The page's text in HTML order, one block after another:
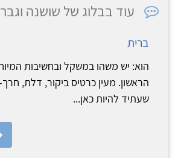
עוד בבלוג של שושנה
ברית
הוא: יש משהו במשקל ובחשיבות
הראשון. מעין כרטיס ביקור, דלת,
שעתיד להיות כאן...